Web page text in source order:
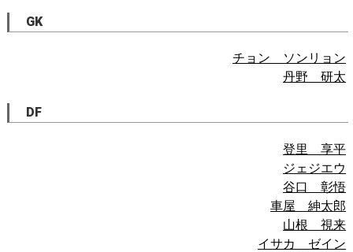
GK
チョン ソンリョン
丹野 研太
DF
登里 享平
ジェジエウ
谷口 彰悟
車屋 紳太郎
山根 視来
イサカ ゼイン